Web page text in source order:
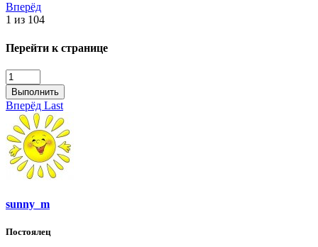
Вперёд
1 из 104
Перейти к странице
Выполнить
Вперёд Last
sunny_m
Постоялец